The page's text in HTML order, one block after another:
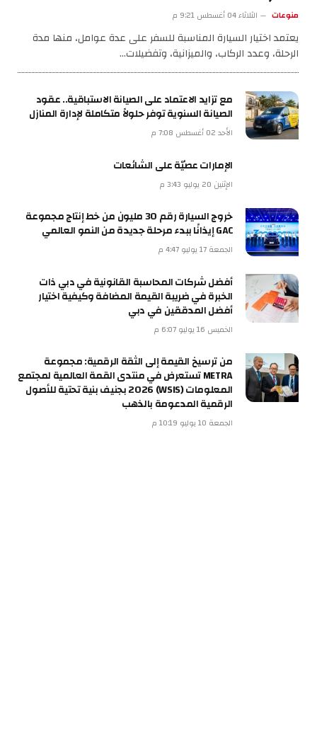
منوعات الثلاثاء 04 أغسطس 9:21 م
يعتمد اختيار السيارة المناسبة للسفر على عدة عوامل، منها مدة
الرحلة، وعدد الركاب، والميزانية، وتفضيلات…
مع تزايد الاعتماد على الصيانة الاستباقية.. عقود
الصيانة السنوية توفر حلولاً متكاملة لإدارة المنازل
الأحد 02 أغسطس 7:08 م
الإمارات عصيّة على الشائعات
الإثنين 20 يوليو 3:43 م
خروج السيارة رقم 30 مليون من خط إنتاج مجموعة
GAC إيذانًا ببدء مرحلة جديدة من النمو العالمي
الجمعة 17 يوليو 4:47 م
أفضل شركات المحاسبة القانونية في دبي ذات
الخبرة في ضريبة القيمة المضافة وكيفية اختيار
أفضل المدققين في دبي
الخميس 16 يوليو 6:07 م
من ترسيخ القيمة إلى الثقة الرقمية: مجموعة
METRA تستعرض في منتدى القمة العالمية لمجتمع
المعلومات (WSIS) 2026 بجنيف بنية تحتية للأصول
الرقمية المدعومة بالذهب
الجمعة 10 يوليو 10:19 م